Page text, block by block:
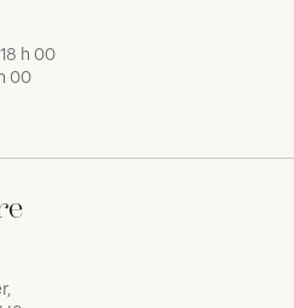
h 00
00